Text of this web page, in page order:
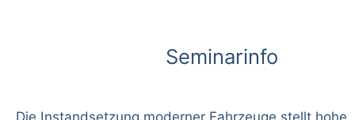
Seminarinfo
Die Instandsetzung moderner Fahrzeuge stellt hohe